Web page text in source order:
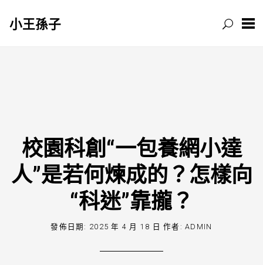
小王孫子
校園科創“一包養網小達
人”是若何煉成的？怎樣向
“科迷”靠攏？
發佈日期: 2025 年 4 月 18 日 作者:ADMIN